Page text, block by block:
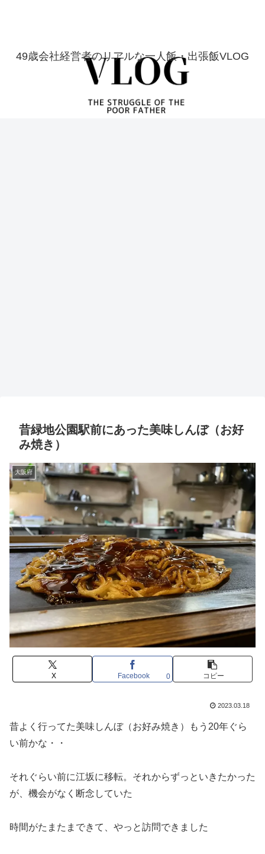
49歳会社経営者のリアルな一人飯・出張飯VLOG
昔緑地公園駅前にあった美味しんぼ（お好
み焼き）
大阪府
X Facebook 0 コピー
2023.03.18
昔よく行ってた美味しんぼ（お好み焼き）もう20年ぐら
い前かな・・
それぐらい前に江坂に移転。それからずっといきたかった
が、機会がなく断念していた
時間がたまたまできて、やっと訪問できました